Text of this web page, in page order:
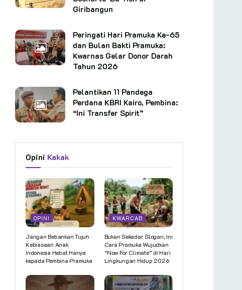
Giribangun
Peringati Hari Pramuka Ke-65
dan Bulan Bakti Pramuka:
Kwarnas Gelar Donor Darah
Tahun 2026
Pelantikan 11 Pandega
Perdana KBRI Kairo, Pembina:
“Ini Transfer Spirit”
Opini Kakak
OPINI
Jangan Bebankan Tujuh
Kebiasaan Anak
Indonesia Hebat Hanya
kepada Pembina Pramuka
KWARCAB
Bukan Sekadar Slogan, Ini
Cara Pramuka Wujudkan
“Now For Climate” di Hari
Lingkungan Hidup 2026